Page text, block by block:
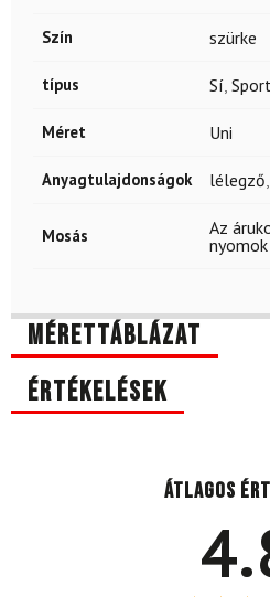
Szín szürke
típus Sí,
Méret Uni
Anyagtulajdonságok lélegző,
Mosás
Az
Mérettáblázat
Értékelések
Átlagos